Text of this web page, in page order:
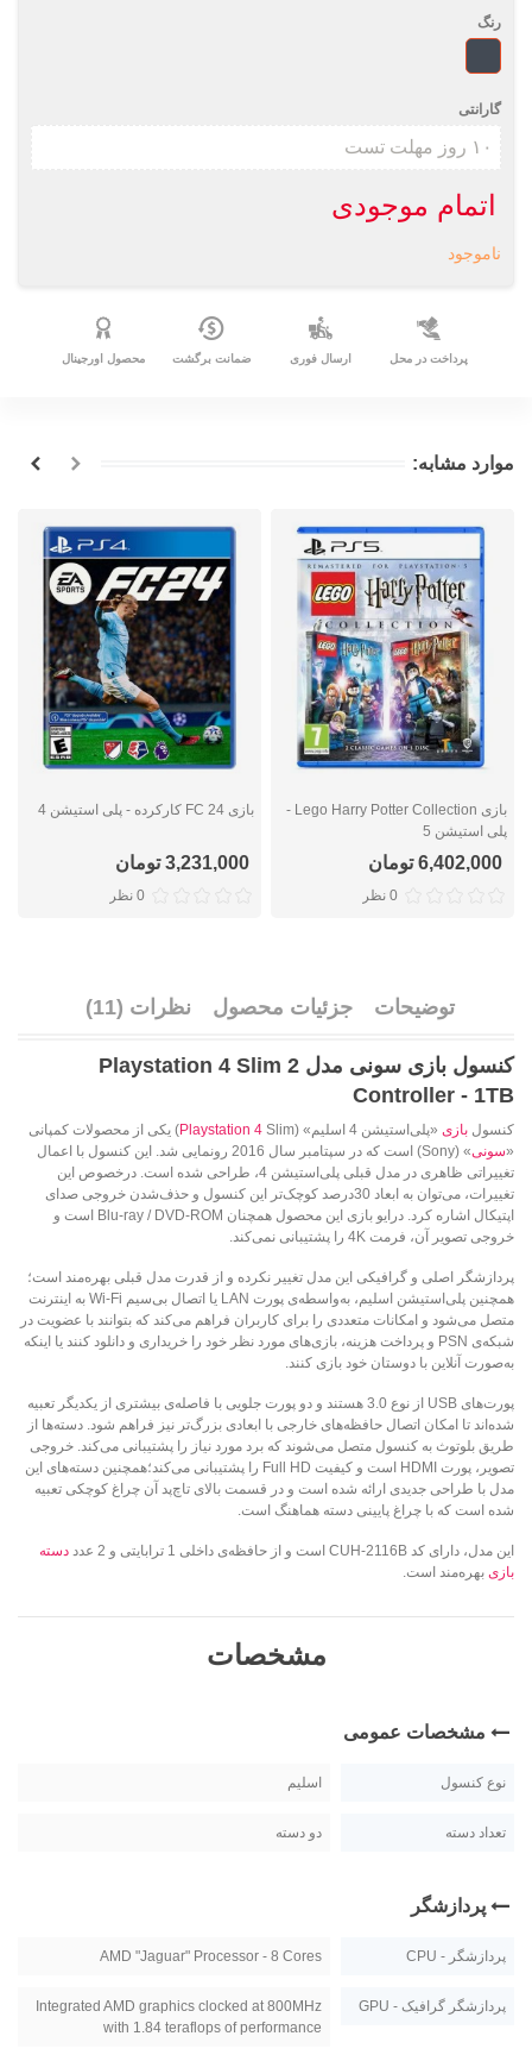
رنگ
مشکی
گارانتی
اتمام موجودی
ناموجود
پرداخت در محل ارسال فوری ضمانت برگشت محصول اورجینال
موارد مشابه:
بازی Lego Harry Potter Collection -
پلی استیشن 5
6,402,000 تومان
0 نظر
بازی FC 24 کارکرده - پلی استیشن 4
3,231,000 تومان
0 نظر
توضیحات جزئیات محصول نظرات (11)
کنسول بازی سونی مدل Playstation 4 Slim 2
Controller - 1TB
کنسول بازی «پلی‌استیشن 4 اسلیم»‌ ( Playstation 4Slim)‌ یکی از محصولات کمپانی
«سونی
»‌ (Sony)‌ است که در سپتامبر سال 2016 رونمایی شد. این کنسول با اعمال
تغییراتی ظاهری در مدل قبلی پلی‌استیشن 4، طراحی شده است. درخصوص این
تغییرات، می‌توان به ابعاد 30درصد کوچک‌تر این کنسول و حذف‌شدن خروجی صدای
اپتیکال اشاره کرد. درایو بازی این محصول همچنان‌ Blu-ray / DVD-ROM‌ است و
خروجی تصویر آن، فرمت 4K را پشتیبانی نمی‌کند.
پردازشگر اصلی و گرافیکی این مدل تغییر نکرده و از قدرت مدل قبلی بهره‌مند است؛
همچنین پلی‌استیشن اسلیم، به‌واسطه‌ی پورت‌ LAN‌ یا اتصال بی‌سیم‌ Wi-Fi‌ به اینترنت
متصل می‌شود و امکانات متعددی را برای کاربران فراهم می‌کند که بتوانند با عضویت در
شبکه‌ی‌ PSN‌ و پرداخت هزینه، بازی‌های مورد نظر خود را خریداری و دانلود کنند یا اینکه
به‌صورت آنلاین با دوستان خود بازی کنند.
پورت‌های‌ USB‌ از نوع 3.0 هستند و دو پورت جلویی با فاصله‌ی بیشتری از یکدیگر تعبیه
شده‌اند تا امکان اتصال حافظه‌های خارجی با ابعادی بزرگ‌تر نیز فراهم شود. دسته‌ها از
طریق بلوتوث به کنسول متصل می‌شوند که برد مورد نیاز را پشتیبانی می‌کند. خروجی
تصویر، پورت‌ HDMI‌ است و کیفیت‌ Full HD را پشتیبانی می‌کند؛همچنین دسته‌های این
مدل با طراحی جدیدی ارائه شده است و در قسمت بالای تاچ‌پد آن چراغ کوچکی تعبیه
شده است که با چراغ پایینی دسته هماهنگ است.
این مدل، دارای کد‌ CUH-2116B‌ است و از حافظه‌ی داخلی 1 ترابایتی و 2 عدد
دسته
بازی بهره‌مند است.
مشخصات
مشخصات عمومی
نوع کنسول اسلیم
تعداد دسته دو دسته
پردازشگر
پردازشگر - CPU AMD "Jaguar" Processor - 8 Cores
پردازشگر گرافیک - GPU
Integrated AMD graphics clocked at 800MHz
with 1.84 teraflops of performance